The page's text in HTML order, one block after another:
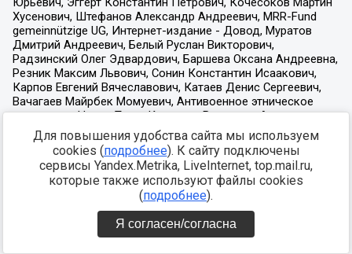
Для повышения удобства сайта мы используем
cookies (подробнее). К сайту подключены
сервисы Yandex.Metrika, LiveInternet, top.mail.ru,
которые также используют файлы cookies
(подробнее).
Я согласен/согласна